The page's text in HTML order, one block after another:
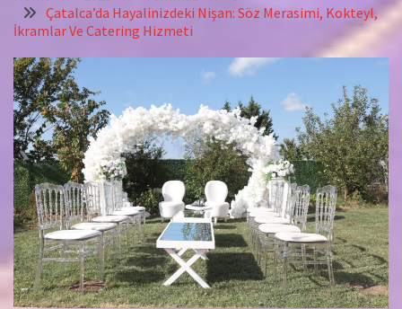
Çatalca’da Hayalinizdeki Nişan: Söz Merasimi, Kokteyl,
İkramlar Ve Catering Hizmeti